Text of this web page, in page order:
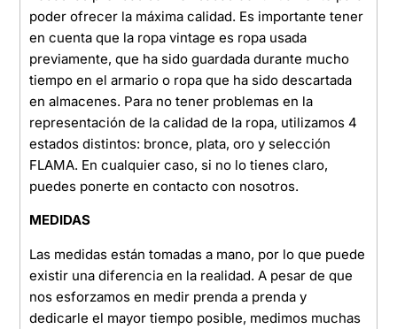
poder ofrecer la máxima calidad. Es importante tener
en cuenta que la ropa vintage es ropa usada
previamente, que ha sido guardada durante mucho
tiempo en el armario o ropa que ha sido descartada
en almacenes. Para no tener problemas en la
representación de la calidad de la ropa, utilizamos 4
estados distintos: bronce, plata, oro y selección
FLAMA. En cualquier caso, si no lo tienes claro,
puedes ponerte en contacto con nosotros.
MEDIDAS
Las medidas están tomadas a mano, por lo que puede
existir una diferencia en la realidad. A pesar de que
nos esforzamos en medir prenda a prenda y
dedicarle el mayor tiempo posible, medimos muchas